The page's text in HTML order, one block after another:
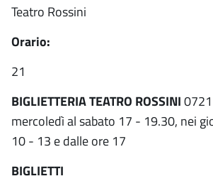
Teatro Rossini
Orario:
21
BIGLIETTERIA TEATRO ROSSINI
mercoledì al sabato 17 - 19.30, nei
10 - 13 e dalle ore 17
BIGLIETTI